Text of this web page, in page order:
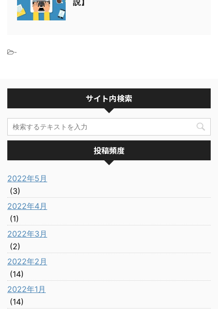
説】
-
サイト内検索
投稿頻度
2022年5月
(3)
2022年4月
(1)
2022年3月
(2)
2022年2月
(14)
2022年1月
(14)